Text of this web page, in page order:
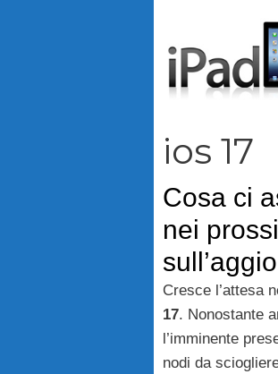
ios 17
Cosa ci
nei
Cresce l’attesa
17. Nonostante
l’imminente
nodi da